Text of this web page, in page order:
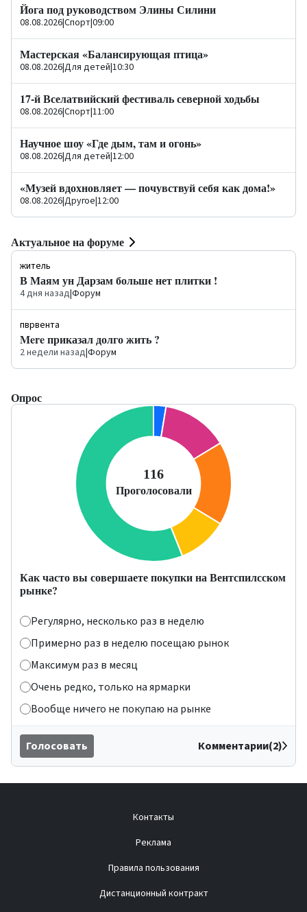
Йога под руководством Элины Силини
08.08.2026|Спорт|09:00
Мастерская «Балансирующая птица»
08.08.2026|Для детей|10:30
17-й Вселатвийский фестиваль северной ходьбы
08.08.2026|Спорт|11:00
Научное шоу «Где дым, там и огонь»
08.08.2026|Для детей|12:00
«Музей вдохновляет — почувствуй себя как дома!»
08.08.2026|Другое|12:00
Актуальное на форуме
житель
В Маям ун Дарзам больше нет плитки !
4 дня назад|Форум
пврвента
Mere приказал долго жить ?
2 недели назад|Форум
Опрос
Как часто вы совершаете покупки на Вентспилсском
рынке?
Регулярно, несколько раз в неделю
Примерно раз в неделю посещаю рынок
Максимум раз в месяц
Очень редко, только на ярмарки
Вообще ничего не покупаю на рынке
Голосовать Комментарии(2)
Контакты
Реклама
Правила пользования
Дистанционный контракт